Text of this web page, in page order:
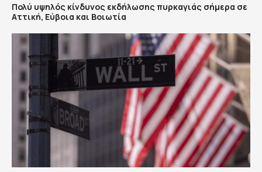
Πολύ υψηλός κίνδυνος εκδήλωσης πυρκαγιάς σήμερα σε
Αττική, Εύβοια και Βοιωτία